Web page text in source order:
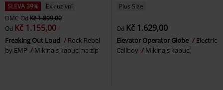
SLEVA 39%
Exkluzivní
DMC Od Kč 1.899,00
Od Kč 1.155,00
Freaking Out Loud
Rock Rebel
by EMP
Mikina s kapucí na zip
Plus Size
Od Kč 1.629,00
Elevator Operator Globe
Electric
Callboy
Mikina s kapucí